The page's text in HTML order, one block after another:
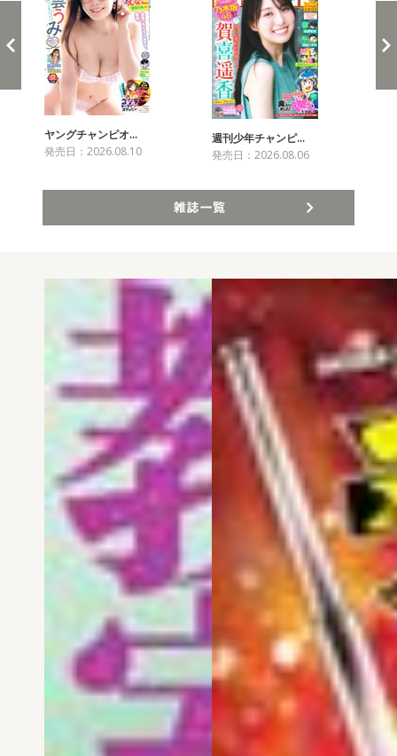
ヤングチャンピオ…
発売日：2026.08.10
週刊少年チャンピ…
発売日：2026.08.06